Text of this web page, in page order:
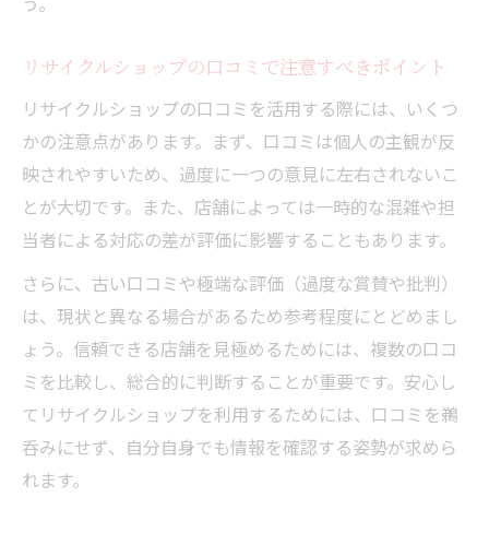
リサイクルショップの口コミで注意すべきポイント
リサイクルショップの口コミを活用する際には、いくつ
かの注意点があります。まず、口コミは個人の主観が反
映されやすいため、過度に一つの意見に左右されないこ
とが大切です。また、店舗によっては一時的な混雑や担
当者による対応の差が評価に影響することもあります。
さらに、古い口コミや極端な評価（過度な賞賛や批判）
は、現状と異なる場合があるため参考程度にとどめまし
ょう。信頼できる店舗を見極めるためには、複数の口コ
ミを比較し、総合的に判断することが重要です。安心し
てリサイクルショップを利用するためには、口コミを鵜
呑みにせず、自分自身でも情報を確認する姿勢が求めら
れます。